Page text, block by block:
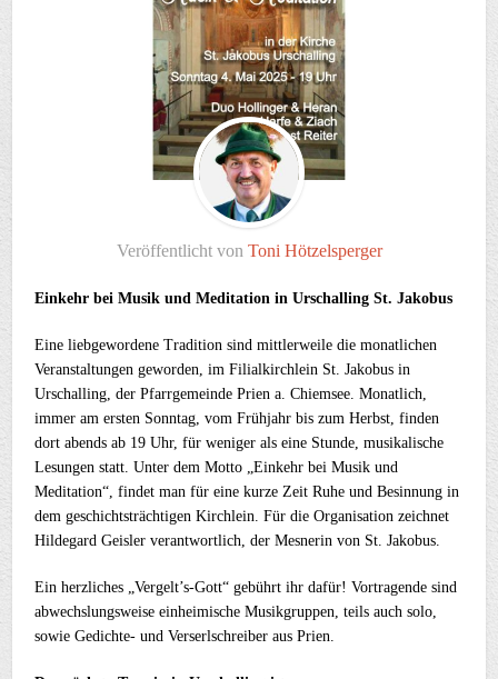
Veröffentlicht von Toni Hötzelsperger
Einkehr bei Musik und Meditation in Urschalling St. Jakobus
Eine liebgewordene Tradition sind mittlerweile die monatlichen
Veranstaltungen geworden, im Filialkirchlein St. Jakobus in
Urschalling, der Pfarrgemeinde Prien a. Chiemsee. Monatlich,
immer am ersten Sonntag, vom Frühjahr bis zum Herbst, finden
dort abends ab 19 Uhr, für weniger als eine Stunde, musikalische
Lesungen statt. Unter dem Motto „Einkehr bei Musik und
Meditation“, findet man für eine kurze Zeit Ruhe und Besinnung in
dem geschichtsträchtigen Kirchlein. Für die Organisation zeichnet
Hildegard Geisler verantwortlich, der Mesnerin von St. Jakobus.
Ein herzliches „Vergelt’s-Gott“ gebührt ihr dafür! Vortragende sind
abwechslungsweise einheimische Musikgruppen, teils auch solo,
sowie Gedichte- und Verserlschreiber aus Prien.